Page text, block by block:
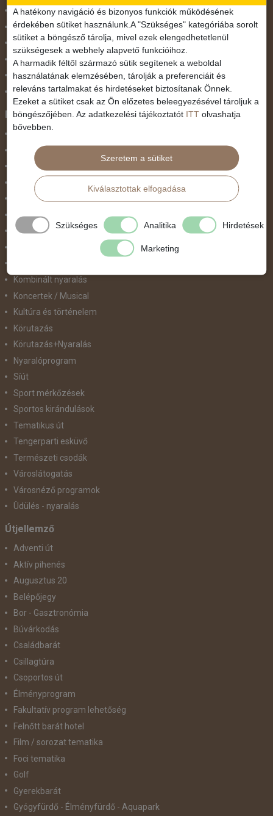
November 1.
Október 23.
Pünkösdi utazás
Szilveszter
Tavaszi szünet
Valentin nap
Programtípus
Belépőjegy
Egyéni út
Egzotikus út
Fesztiválok
Golfút
Gyalogtúra
Kombinált nyaralás
Koncertek / Musical
Kultúra és történelem
Körutazás
Körutazás+Nyaralás
Nyaralóprogram
Síút
Sport mérkőzések
Sportos kirándulások
Tematikus út
Tengerparti esküvő
Természeti csodák
Városlátogatás
Városnéző programok
Üdülés - nyaralás
Útjellemző
Adventi út
Aktív pihenés
Augusztus 20
Belépőjegy
Bor - Gasztronómia
Búvárkodás
Családbarát
Csillagtúra
Csoportos út
Élményprogram
Fakultatív program lehetőség
Felnőtt barát hotel
Film / sorozat tematika
Foci tematika
Golf
Gyerekbarát
Gyógyfürdő - Élményfürdő - Aquapark
A hatékony navigáció és bizonyos funkciók működésének
érdekében sütiket használunk.A "Szükséges" kategóriába sorolt
sütiket a böngésző tárolja, mivel ezek elengedhetetlenül
szükségesek a webhely alapvető funkcióihoz.
A harmadik féltől származó sütik segítenek a weboldal
használatának elemzésében, tárolják a preferenciáit és
releváns tartalmakat és hirdetéseket biztosítanak Önnek.
Ezeket a sütiket csak az Ön előzetes beleegyezésével tároljuk a
böngészőjében. Az adatkezelési tájékoztatót ITT olvashatja
bővebben.
Szeretem a sütiket
Kiválasztottak elfogadása
Szükséges Analitika Hirdetések
Marketing